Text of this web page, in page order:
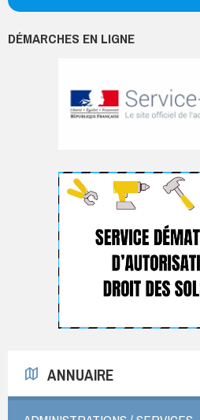
DÉMARCHES EN LIGNE
ANNUAIRE